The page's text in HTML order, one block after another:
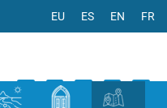
EU ES EN FR